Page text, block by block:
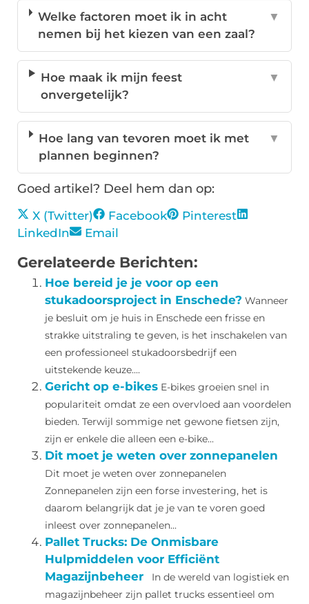
Welke factoren moet ik in acht
nemen bij het kiezen van een zaal?
▼
Hoe maak ik mijn feest
onvergetelijk?
▼
Hoe lang van tevoren moet ik met
plannen beginnen?
▼
Goed artikel? Deel hem dan op:
X (Twitter) Facebook
Pinterest
LinkedIn
Email
Gerelateerde Berichten:
Hoe bereid je je voor op een
stukadoorsproject in Enschede? Wanneer
je besluit om je huis in Enschede een frisse en
strakke uitstraling te geven, is het inschakelen van
een professioneel stukadoorsbedrijf een
uitstekende keuze....
Gericht op e-bikes E-bikes groeien snel in
populariteit omdat ze een overvloed aan voordelen
bieden. Terwijl sommige net gewone fietsen zijn,
zijn er enkele die alleen een e-bike...
Dit moet je weten over zonnepanelen
Dit moet je weten over zonnepanelen
Zonnepanelen zijn een forse investering, het is
daarom belangrijk dat je je van te voren goed
inleest over zonnepanelen...
Pallet Trucks: De Onmisbare
Hulpmiddelen voor Efficiënt
Magazijnbeheer
In de wereld van logistiek en
magazijnbeheer zijn pallet trucks essentieel om